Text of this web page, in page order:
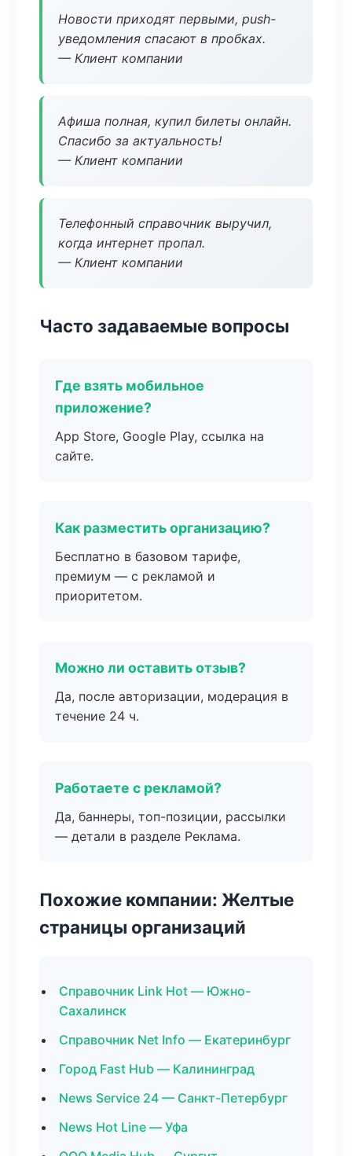
Новости приходят первыми, push-
уведомления спасают в пробках.
— Клиент компании
Афиша полная, купил билеты онлайн.
Спасибо за актуальность!
— Клиент компании
Телефонный справочник выручил,
когда интернет пропал.
— Клиент компании
Часто задаваемые вопросы
Где взять мобильное
приложение?
App Store, Google Play, ссылка на
сайте.
Как разместить организацию?
Бесплатно в базовом тарифе,
премиум — с рекламой и
приоритетом.
Можно ли оставить отзыв?
Да, после авторизации, модерация в
течение 24 ч.
Работаете с рекламой?
Да, баннеры, топ-позиции, рассылки
— детали в разделе Реклама.
Похожие компании: Желтые
страницы организаций
Справочник Link Hot — Южно-
Сахалинск
Справочник Net Info — Екатеринбург
Город Fast Hub — Калининград
News Service 24 — Санкт-Петербург
News Hot Line — Уфа